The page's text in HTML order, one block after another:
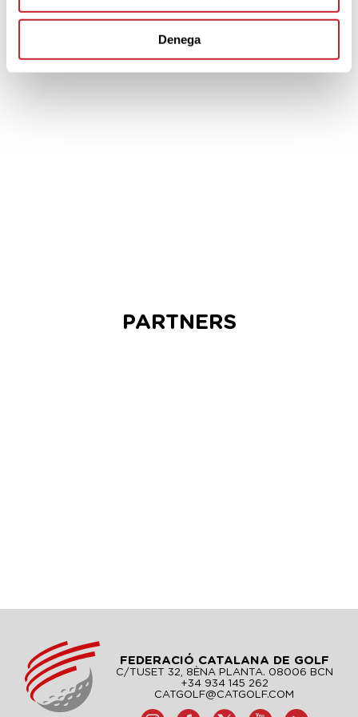
Denega
SPONSORS
PARTNERS
FEDERACIÓ CATALANA DE GOLF
C/TUSET 32, 8ÈNA PLANTA. 08006 BCN
+34 934 145 262
CATGOLF@CATGOLF.COM